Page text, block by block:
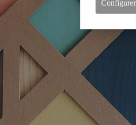
Configurer